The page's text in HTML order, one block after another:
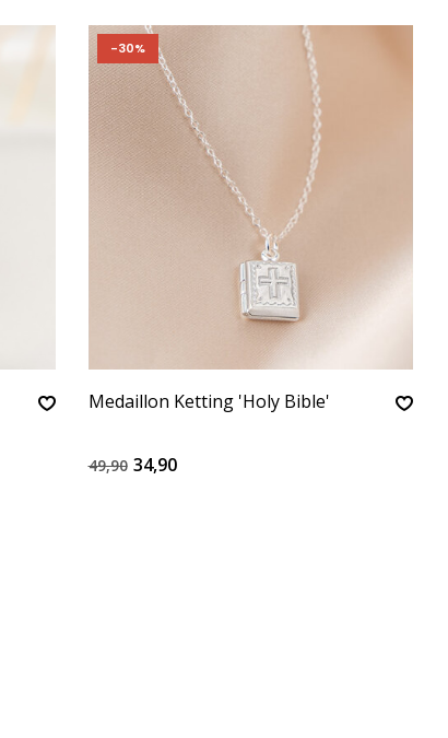
-30%
Medaillon Ketting 'Holy Bible'
49,90 34,90